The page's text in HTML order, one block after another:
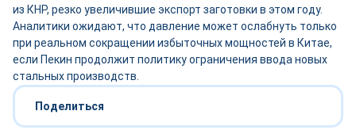
из КНР, резко увеличившие экспорт заготовки в этом году.
Аналитики ожидают, что давление может ослабнуть только
при реальном сокращении избыточных мощностей в Китае,
если Пекин продолжит политику ограничения ввода новых
стальных производств.
Поделиться